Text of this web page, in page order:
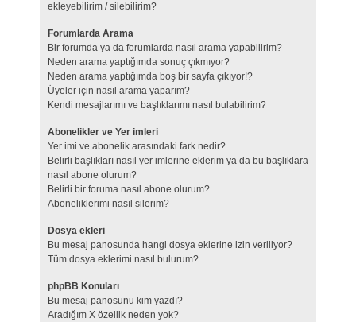
ekleyebilirim / silebilirim?
Forumlarda Arama
Bir forumda ya da forumlarda nasıl arama yapabilirim?
Neden arama yaptığımda sonuç çıkmıyor?
Neden arama yaptığımda boş bir sayfa çıkıyor!?
Üyeler için nasıl arama yaparım?
Kendi mesajlarımı ve başlıklarımı nasıl bulabilirim?
Abonelikler ve Yer imleri
Yer imi ve abonelik arasındaki fark nedir?
Belirli başlıkları nasıl yer imlerine eklerim ya da bu başlıklara
nasıl abone olurum?
Belirli bir foruma nasıl abone olurum?
Aboneliklerimi nasıl silerim?
Dosya ekleri
Bu mesaj panosunda hangi dosya eklerine izin veriliyor?
Tüm dosya eklerimi nasıl bulurum?
phpBB Konuları
Bu mesaj panosunu kim yazdı?
Aradığım X özellik neden yok?